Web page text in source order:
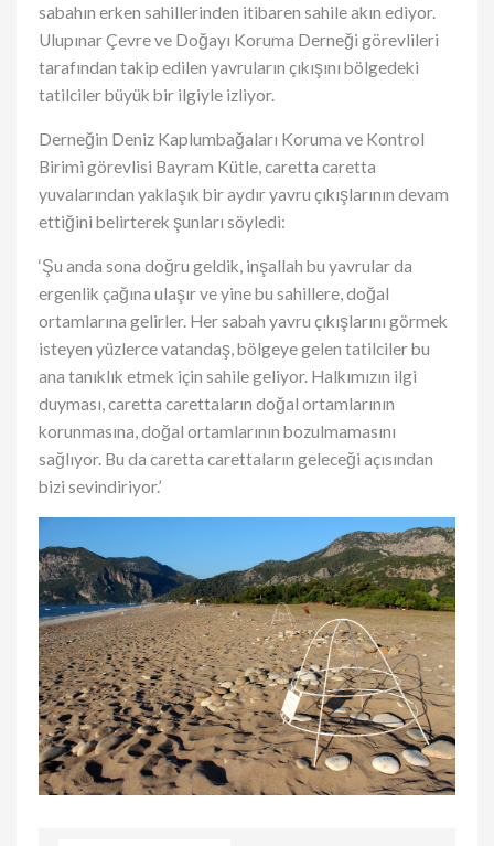
sabahın erken sahillerinden itibaren sahile akın ediyor.
Ulupınar Çevre ve Doğayı Koruma Derneği görevlileri
tarafından takip edilen yavruların çıkışını bölgedeki
tatilciler büyük bir ilgiyle izliyor.
Derneğin Deniz Kaplumbağaları Koruma ve Kontrol
Birimi görevlisi Bayram Kütle, caretta caretta
yuvalarından yaklaşık bir aydır yavru çıkışlarının devam
ettiğini belirterek şunları söyledi:
‘Şu anda sona doğru geldik, inşallah bu yavrular da
ergenlik çağına ulaşır ve yine bu sahillere, doğal
ortamlarına gelirler. Her sabah yavru çıkışlarını görmek
isteyen yüzlerce vatandaş, bölgeye gelen tatilciler bu
ana tanıklık etmek için sahile geliyor. Halkımızın ilgi
duyması, caretta carettaların doğal ortamlarının
korunmasına, doğal ortamlarının bozulmamasını
sağlıyor. Bu da caretta carettaların geleceği açısından
bizi sevindiriyor.’